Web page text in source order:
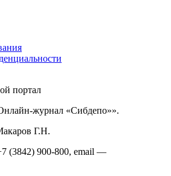
портал
журнал «Сибдепо»».
Г.Н.
(3842) 900-800, email —